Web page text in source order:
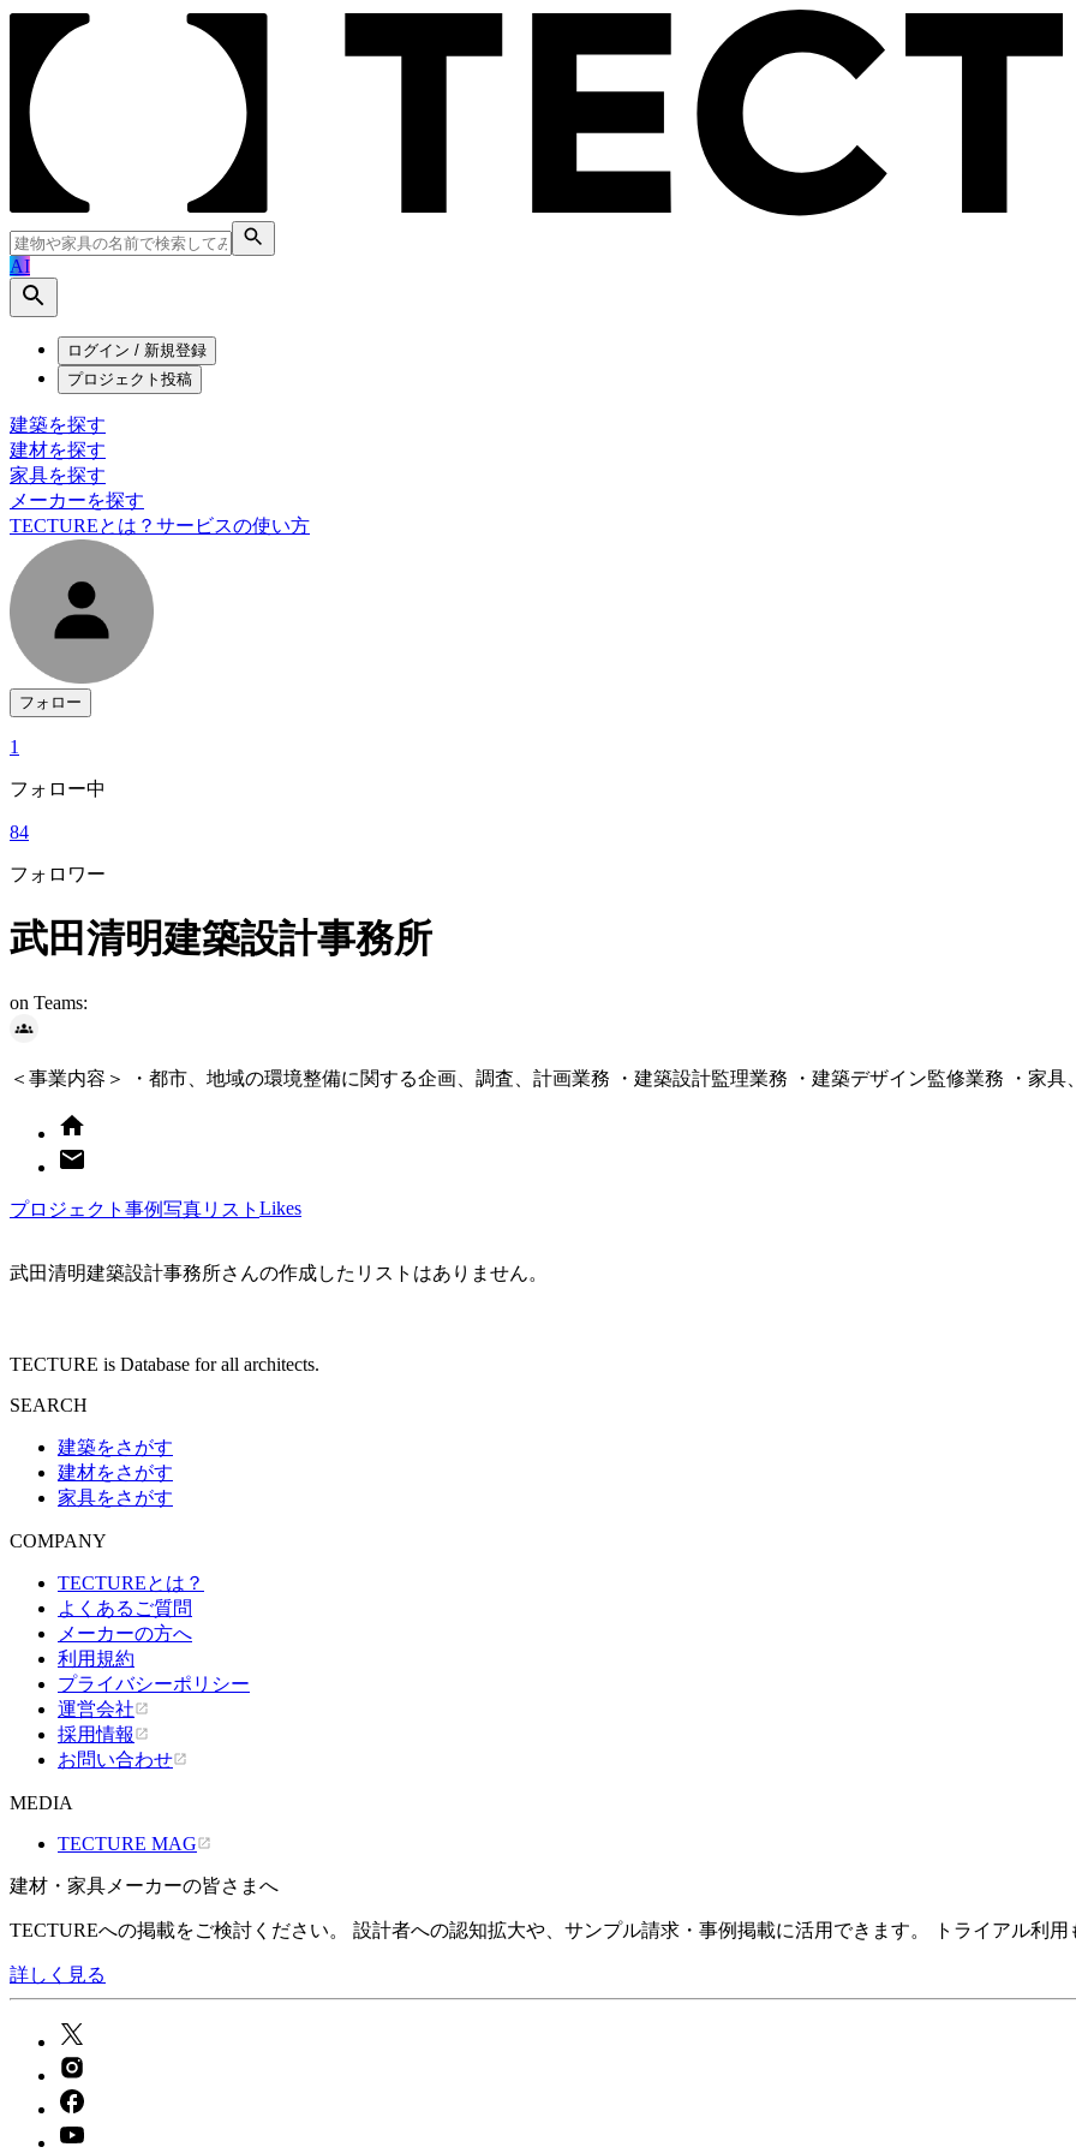
AI
ログイン / 新規登録
プロジェクト投稿
建築を探す
建材を探す
家具を探す
メーカーを探す
TECTUREとは？ サービスの使い方
フォロー
1
フォロー中
84
フォロワー
武田清明建築設計事務所
on Teams:
＜事業内容＞ ・都市、地域の環境整備に関する企画、調査、計画業務 ・建築設計監理業務 ・建築デザイン監修業務 ・家
プロジェクト 事例写真リスト Likes
武田清明建築設計事務所さんの作成したリストはありません。
TECTURE is Database for all architects.
SEARCH
建築をさがす
建材をさがす
家具をさがす
COMPANY
TECTUREとは？
よくあるご質問
メーカーの方へ
利用規約
プライバシーポリシー
運営会社
採用情報
お問い合わせ
MEDIA
TECTURE MAG
建材・家具メーカーの皆さまへ
TECTUREへの掲載をご検討ください。 設計者への認知拡大や、サンプル請求・事例掲載に活用できます。 トライアル利用
詳しく見る